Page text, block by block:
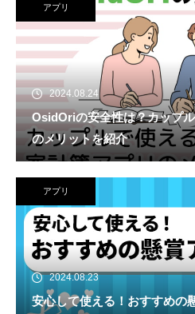
アプリ
2024.08.24
OsidOriの安全性は？カップ
のメリットを紹介
アプリ
2024.08.23
安心して使える！おすすめの